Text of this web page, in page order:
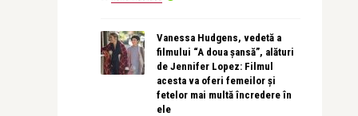
Vanessa Hudgens, vedetă a
filmului “A doua șansă”, alături
de Jennifer Lopez: Filmul
acesta va oferi femeilor și
fetelor mai multă încredere în
ele